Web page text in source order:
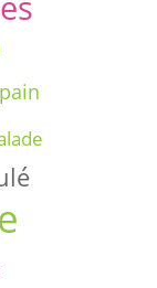
pain